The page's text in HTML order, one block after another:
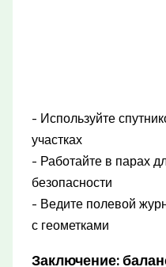
- Используйте
участках
- Работайте в парах
безопасности
- Ведите полевой
с геометками
Заключение: